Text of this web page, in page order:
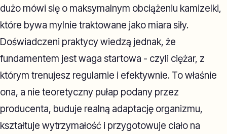
dużo mówi się o maksymalnym obciążeniu kamizelki,
które bywa mylnie traktowane jako miara siły.
Doświadczeni praktycy wiedzą jednak, że
fundamentem jest waga startowa - czyli ciężar, z
którym trenujesz regularnie i efektywnie. To właśnie
ona, a nie teoretyczny pułap podany przez
producenta, buduje realną adaptację organizmu,
kształtuje wytrzymałość i przygotowuje ciało na